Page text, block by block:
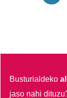
Busturialdeko
jaso nahi